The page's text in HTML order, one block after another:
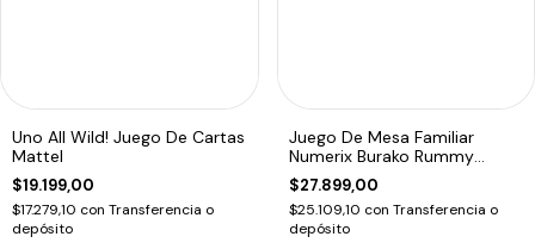
Uno All Wild! Juego De Cartas
Mattel
$19.199,00
$17.279,10 con Transferencia o
depósito
Juego De Mesa Familiar
Numerix Burako Rummy
Clasico
$27.899,00
$25.109,10 con Transferencia o
depósito